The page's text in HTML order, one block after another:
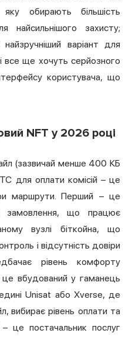
обирають більшість
найсильнішого захисту;
варіант для
все ще хочуть серйозного
користувача, що
NFT у 2026 році
(зазвичай менше 400 КБ
для оплати комісій – це
маршрути. Перший – це
замовлення, що працює
вузлі біткойна, що
і відсутність довіри
рівень комфорту
вбудований у гаманець
Unisat або Xverse, де
вибирає рівень оплати та
це постачальник послуг